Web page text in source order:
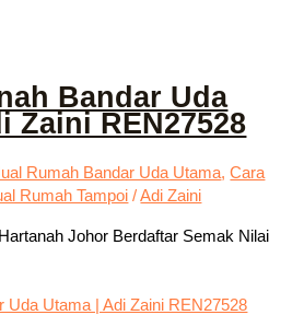
Bandar Uda
Zaini REN27528
Rumah Bandar Uda Utama,Cara
Rumah Tampoi /Adi Zaini
Johor Berdaftar Semak Nilai
Uda Utama | Adi Zaini REN27528